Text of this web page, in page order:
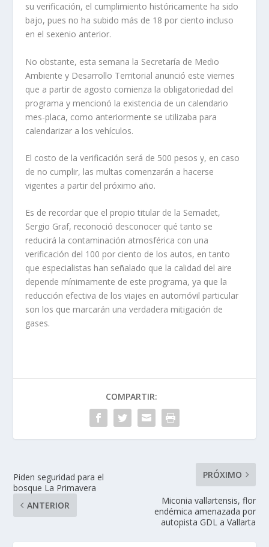
su verificación, el cumplimiento históricamente ha sido
bajo, pues no ha subido más de 18 por ciento incluso
en el sexenio anterior.
No obstante, esta semana la Secretaría de Medio
Ambiente y Desarrollo Territorial anunció este viernes
que a partir de agosto comienza la obligatoriedad del
programa y mencionó la existencia de un calendario
mes-placa, como anteriormente se utilizaba para
calendarizar a los vehículos.
El costo de la verificación será de 500 pesos y, en caso
de no cumplir, las multas comenzarán a hacerse
vigentes a partir del próximo año.
Es de recordar que el propio titular de la Semadet,
Sergio Graf, reconoció desconocer qué tanto se
reducirá la contaminación atmosférica con una
verificación del 100 por ciento de los autos, en tanto
que especialistas han señalado que la calidad del aire
depende mínimamente de este programa, ya que la
reducción efectiva de los viajes en automóvil particular
son los que marcarán una verdadera mitigación de
gases.
COMPARTIR:
Piden seguridad para el
bosque La Primavera
ANTERIOR
PRÓXIMO
Miconia vallartensis, flor
endémica amenazada por
autopista GDL a Vallarta